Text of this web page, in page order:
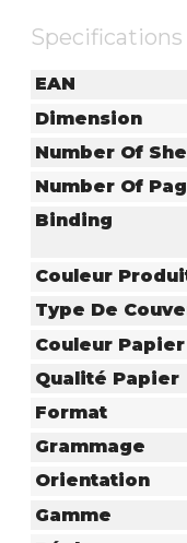
Specifications
EAN
Dimension
Number Of
Number Of
Binding
Couleur
Type De
Couleur Papier
Qualité Papier
Format
Grammage
Orientation
Gamme